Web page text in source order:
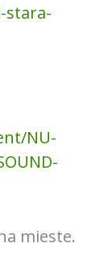
stara-
NU-
mieste.